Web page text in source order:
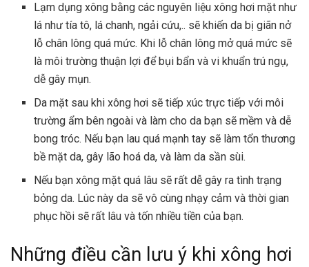
Lạm dụng xông bằng các nguyên liệu xông hơi mặt như
lá như tía tô, lá chanh, ngải cứu,.. sẽ khiến da bị giãn nở
lỗ chân lông quá mức. Khi lỗ chân lông mở quá mức sẽ
là môi trường thuận lợi để bụi bẩn và vi khuẩn trú ngụ,
dễ gây mụn.
Da mặt sau khi xông hơi sẽ tiếp xúc trực tiếp với môi
trường ẩm bên ngoài và làm cho da bạn sẽ mềm và dễ
bong tróc. Nếu bạn lau quá mạnh tay sẽ làm tổn thương
bề mặt da, gây lão hoá da, và làm da sần sùi.
Nếu bạn xông mặt quá lâu sẽ rất dễ gây ra tình trạng
bỏng da. Lúc này da sẽ vô cùng nhạy cảm và thời gian
phục hồi sẽ rất lâu và tốn nhiều tiền của bạn.
Những điều cần lưu ý khi xông hơi